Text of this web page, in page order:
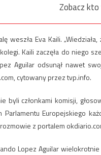
Zobacz kto
weszła Eva Kaili.
Kaili zaczęła do niego
Aguilar odsunął nawet
cytowany przez tvp.info.
byli członkami komisji,
Parlamentu Europejskiego
z portalem
Lopez Aguilar